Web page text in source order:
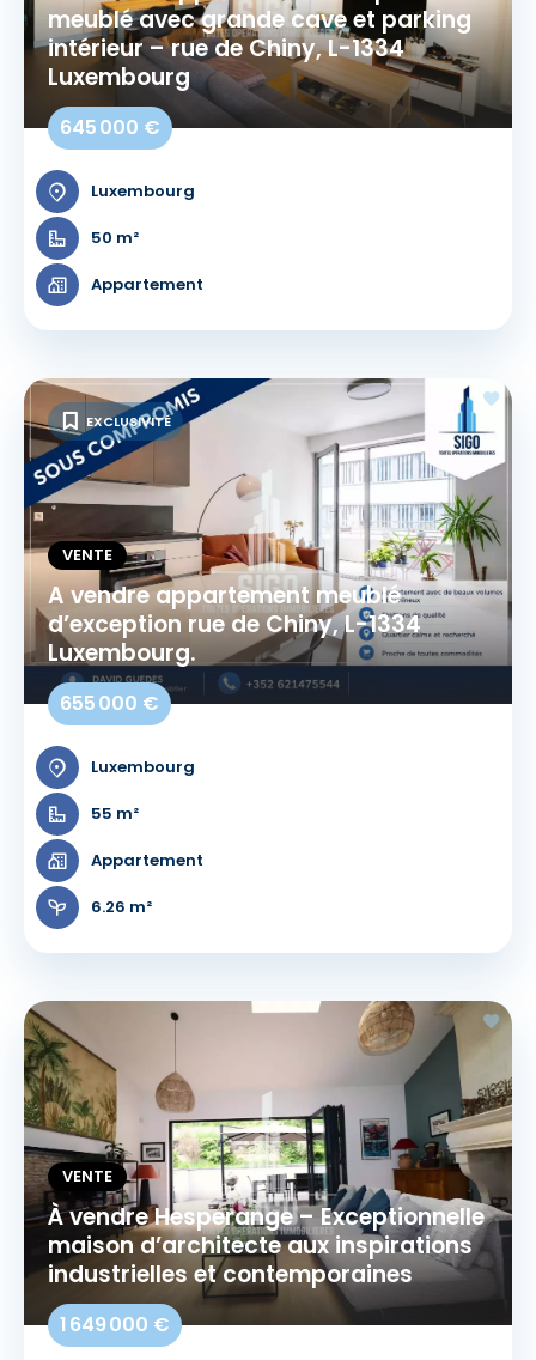
meublé avec grande cave et parking
intérieur – rue de Chiny, L-1334
Luxembourg
645 000 €
Luxembourg
50 m²
Appartement
VENTE
A vendre appartement meublé
d’exception rue de Chiny, L-1334
Luxembourg.
655 000 €
Luxembourg
55 m²
Appartement
6.26 m²
EXCLUSIVITÉ
VENTE
À vendre Hesperange – Exceptionnelle
maison d’architecte aux inspirations
industrielles et contemporaines
1 649 000 €